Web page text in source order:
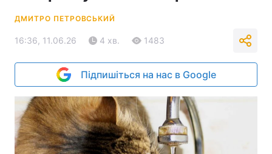
ДМИТРО ПЕТРОВСЬКИЙ
16:36, 11.06.26 4 хв. 1483
Підпишіться на нас в Google